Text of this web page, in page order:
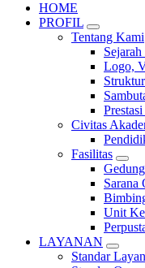
HOME
PROFIL
Tentang Kami
Logo,
Civitas
Fasilitas
Sarana
Unit
LAYANAN
Standar